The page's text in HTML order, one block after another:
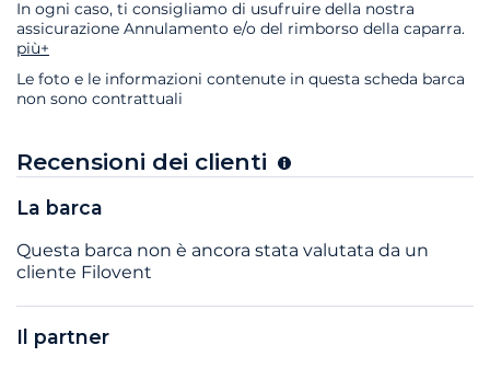
In ogni caso, ti consigliamo di usufruire della nostra
assicurazione Annulamento e/o del rimborso della caparra.
più+
Le foto e le informazioni contenute in questa scheda barca
non sono contrattuali
Recensioni dei clienti
La barca
Questa barca non è ancora stata valutata da un
cliente Filovent
Il partner